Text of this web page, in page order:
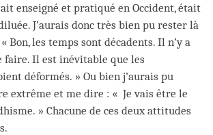
enseigné et pratiqué en Occident, était
J’aurais donc très bien pu rester là
Bon, les temps sont décadents. Il n’y a
faire. Il est inévitable que les
déformés. » Ou bien j’aurais pu
extrême et me dire : « Je vais être le
» Chacune de ces deux attitudes